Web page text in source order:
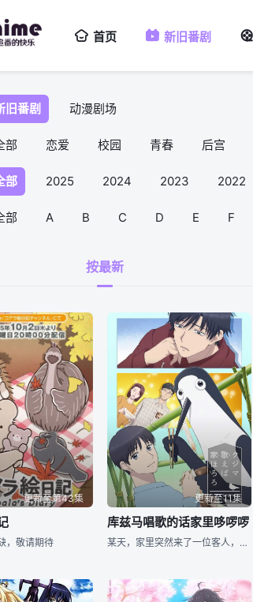
首页 新旧番剧
旧番剧 动漫剧场
部 恋爱 校园 青春 后宫
部 2025 2024 2023 2022
部 A B C D E F
按最新
更新至第43集
，敬请期待
更新至11集
库兹马唱歌的话家里哆啰啰
某天，家里突然来了一位客人，既不是鸟，也不是人，而是身份不明的神秘生物「库吉马（Kujima）」。他会说话、会唱歌、会鸣叫。时而带来笑声，时而触动泪水。仅仅是它的存在，便在不知不觉间，轻轻改写了这家人的日常时光。 这是一个由小小的「谜团」所编织而成，既虚幻又温暖的家庭故事。 [简介原文] ある日突然、家にやってきたのは、鸟でも人でもない、得体の知れぬ“クジマ”だった。しゃべる。歌う。鸣く。ときに笑いをもたらし、ときに涙を诱う。その存在は、ただそこにいるだけで、家族の时间を、そっと涂り替えていった。小さな“